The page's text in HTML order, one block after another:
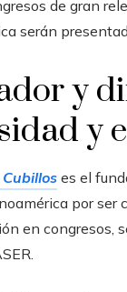
de gran
serán
y
y
Cubillos es el
por ser
en congresos,